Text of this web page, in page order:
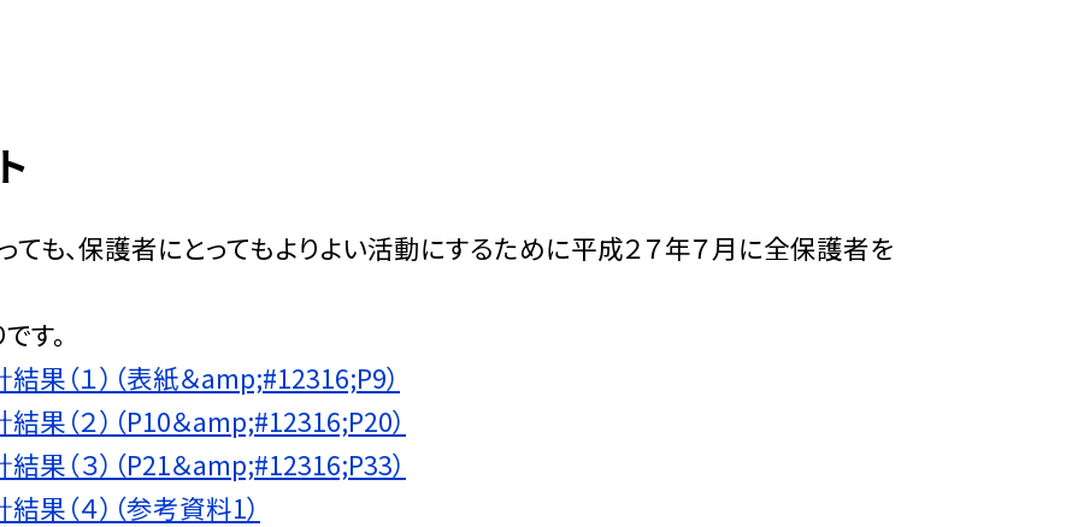
ても、保護者にとってもよりよい活動にするために平成２７年７月に全保護者を
す。
果（１）（表紙＆amp;#12316;P9）
果（２）（P10＆amp;#12316;P20）
果（３）（P21＆amp;#12316;P33）
（４）（参考資料1）